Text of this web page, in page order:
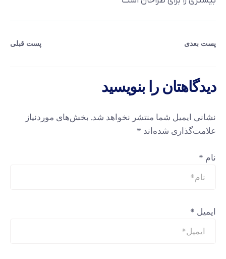
پست قبلی پست بعدی
دیدگاهتان را بنویسید
نشانی ایمیل شما منتشر نخواهد شد. بخش‌های موردنیاز
علامت‌گذاری شده‌اند *
نام *
ایمیل *